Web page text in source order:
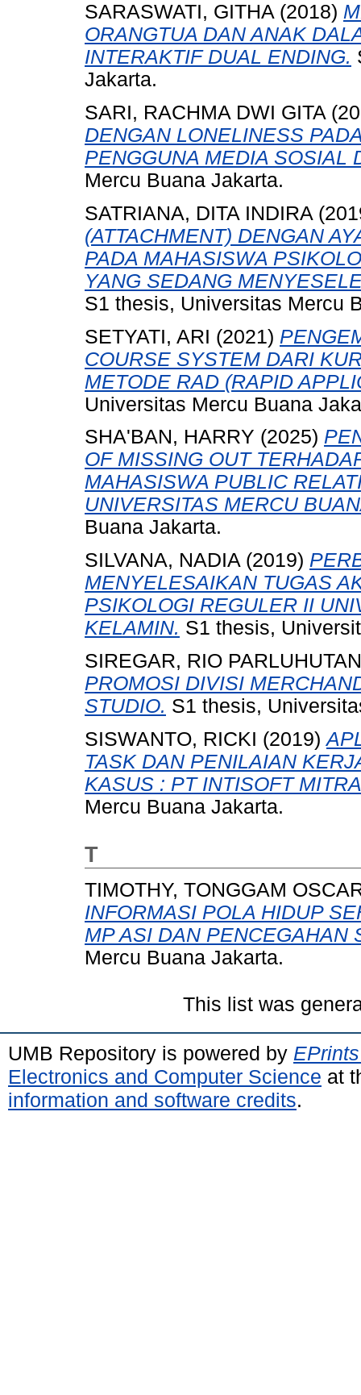
SARASWATI, GITHA (2018)
ORANGTUA DAN ANAK
INTERAKTIF DUAL ENDING.
Jakarta.
SARI, RACHMA DWI GITA
DENGAN LONELINESS
PENGGUNA MEDIA SOSIAL
Mercu Buana Jakarta.
SATRIANA, DITA INDIRA
(ATTACHMENT) DENGAN
PADA MAHASISWA
YANG SEDANG
S1 thesis, Universitas Mercu
SETYATI, ARI (2021)
COURSE SYSTEM DARI
METODE RAD (RAPID
Universitas Mercu Buana
SHA'BAN, HARRY (2025)
OF MISSING OUT
MAHASISWA PUBLIC
UNIVERSITAS MERCU
Buana Jakarta.
SILVANA, NADIA (2019)
MENYELESAIKAN TUGAS
PSIKOLOGI REGULER II
KELAMIN. S1 thesis,
SIREGAR, RIO
PROMOSI DIVISI
STUDIO. S1 thesis,
SISWANTO, RICKI (2019)
TASK DAN PENILAIAN
KASUS : PT INTISOFT
Mercu Buana Jakarta.
T
TIMOTHY, TONGGAM
INFORMASI POLA HIDUP
MP ASI DAN PENCEGAHAN
Mercu Buana Jakarta.
This list was
UMB Repository is powered by
Electronics and Computer Science at
information and software credits.